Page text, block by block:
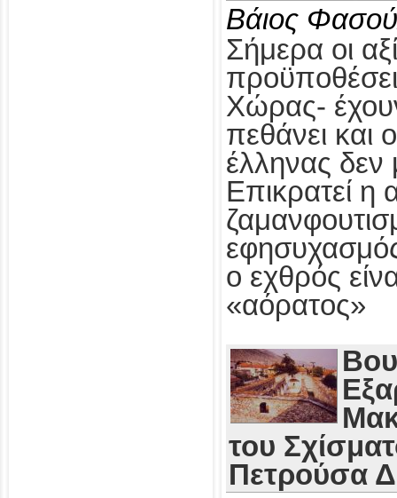
Βάιος
Σήμερα οι
Χώρας-
πεθάνει και
έλληνας δεν
Επικρατεί η
ο εχθρός
«αόρατος»
του
Πετρούσα